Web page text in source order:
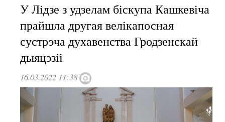
У Лідзе з удзелам біскупа Кашкевіча
прайшла другая велікапосная
сустрэча духавенства Гродзенскай
дыяцэзіі
16.03.2022 11:38